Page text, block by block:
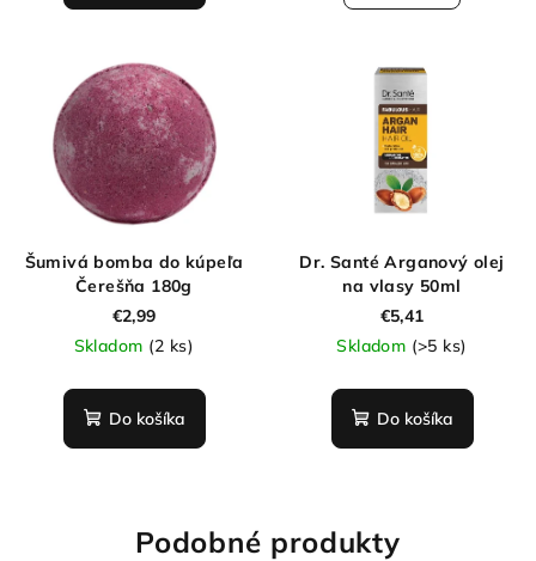
Šumivá bomba do kúpeľa
Čerešňa 180g
€2,99
Skladom (2 ks)
Do košíka
Dr. Santé Arganový olej
na vlasy 50ml
€5,41
Skladom (>5 ks)
Do košíka
Podobné produkty